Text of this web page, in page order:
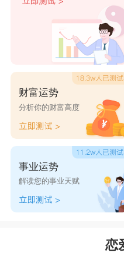
财富运势
分析你的财富高度
事业运势
解读您的事业天赋
恋